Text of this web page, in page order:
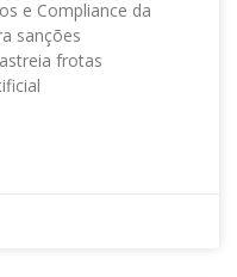
e Compliance da
sanções
frotas